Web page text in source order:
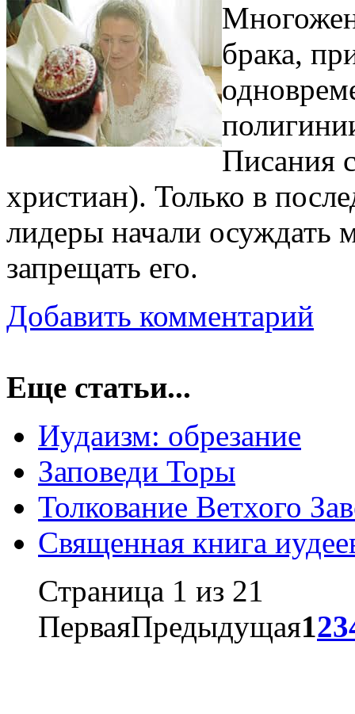
брака,
Писания
христиан). Только в
лидеры начали осуждать
запрещать его.
Добавить комментарий
Еще статьи...
Иудаизм: обрезание
Заповеди Торы
Толкование Ветхого
Священная книга
Страница 1 из 21
ПерваяПредыдущая123